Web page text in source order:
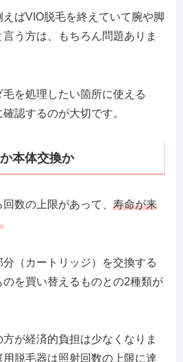
ばVIO脱毛を終えていて腕や脚
う方は、もちろん問題ありま
を処理したい箇所に使える
認するのが大切です。
本体交換か
数の上限があって、 寿命が来
（カートリッジ）を交換する
を買い替えるものとの2種類が
が経済的負担は少なくなりま
脱毛器は照射回数の上限に達